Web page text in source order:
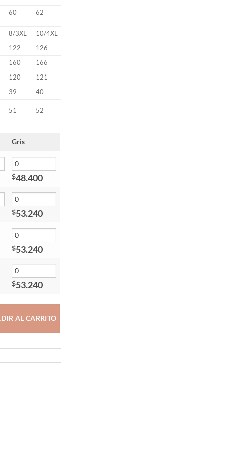
60 62
8/3XL
10/4XL
122
126
160
166
120
121
39
40
51 52
Gris
$48.400
$53.240
$53.240
$53.240
AL CARRITO